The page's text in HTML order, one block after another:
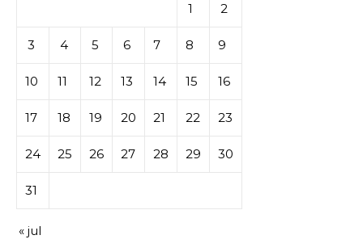
1 2
3 4 5 6 7 8 9
10 11 12 13 14 15 16
17 18 19 20 21 22 23
24 25 26 27 28 29 30
31
« jul